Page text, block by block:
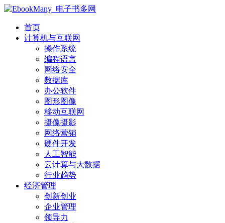
首页
计算机与互联网
操作系统
编程语言
网络安全
数据库
办公软件
图形图像
移动互联网
摄像摄影
网络营销
硬件开发
人工智能
云计算与大数据
行业趋势
经济管理
创新创业
企业管理
领导力